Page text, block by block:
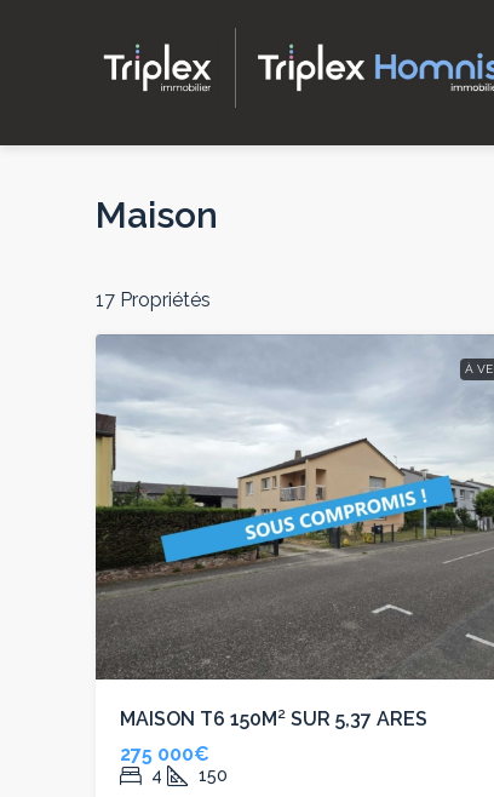
Maison
17 Propriétés
À
MAISON T6 150M² SUR 5,37 ARES
275 000€
4 150